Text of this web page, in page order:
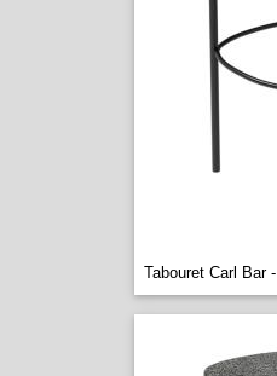
Tabouret Carl Bar -